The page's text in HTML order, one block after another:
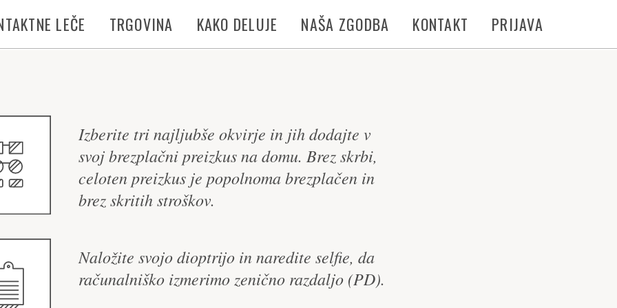
Izberite tri najljubše okvirje in jih dodajte v
svoj brezplačni preizkus na domu. Brez skrbi,
celoten preizkus je popolnoma brezplačen in
brez skritih stroškov.
Naložite svojo dioptrijo in naredite selfie, da
računalniško izmerimo zenično razdaljo (PD).
LEČE TRGOVINA KAKO DELUJE NAŠA ZGODBA KONTAKT PRIJAVA